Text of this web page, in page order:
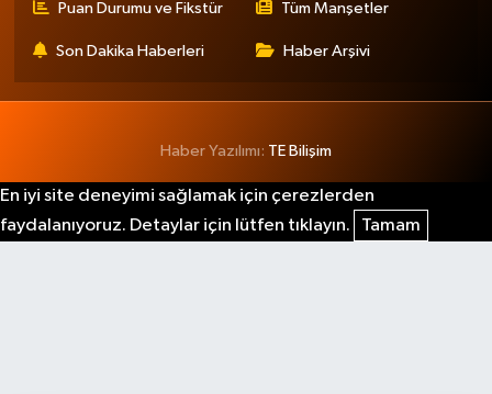
Puan Durumu ve Fikstür Tüm Manşetler
Son Dakika Haberleri Haber Arşivi
Haber Yazılımı: TE Bilişim
En iyi site deneyimi sağlamak için çerezlerden
faydalanıyoruz. Detaylar için lütfen tıklayın.
Tamam